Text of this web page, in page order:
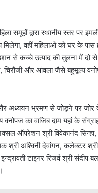
समूहों द्वारा स्थानीय स्तर
वहीं महिलाओं को घर के पास
से कच्चे उत्पाद की तुलना में
चिरौंजी और आंवला जैसे बहुमूल्य
और अध्ययन भ्रमण से जोड़ने पर
का वाजिब दाम यहां के
ऑपरेशन श्री विवेकानंद
अश्विनी देवांगन, कलेक्टर श्री
टाइगर रिजर्व श्री संदीप